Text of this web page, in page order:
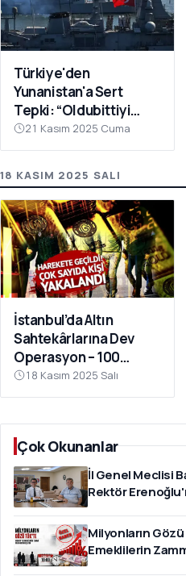
Türkiye'den
Yunanistan'a Sert
Tepki: “Oldubittiyi
Kabul Etmiyoruz,
Çabaları Sonuçsuz
21 Kasım 2025 Cuma
18 KASIM 2025 SALI
İstanbul’da Altın
Sahtekârlarına Dev
Operasyon – 100
Milyar TL Kamu Zararı
Ortaya Çıktı
18 Kasım 2025 Salı
Çok Okunanlar
İl Genel Meclisi
Rektör
Milyonların
Emeklilerin